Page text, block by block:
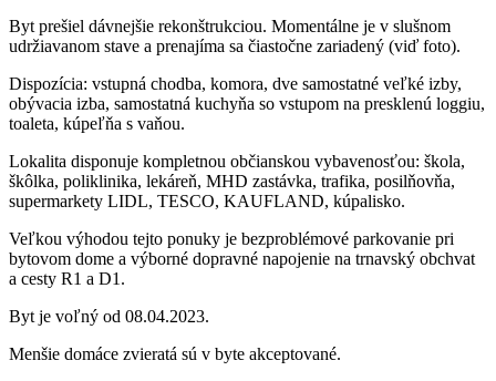
Byt prešiel dávnejšie rekonštrukciou. Momentálne je v slušnom
udržiavanom stave a prenajíma sa čiastočne zariadený (viď foto).
Dispozícia: vstupná chodba, komora, dve samostatné veľké izby,
obývacia izba, samostatná kuchyňa so vstupom na presklenú loggiu,
toaleta, kúpeľňa s vaňou.
Lokalita disponuje kompletnou občianskou vybavenosťou: škola,
škôlka, poliklinika, lekáreň, MHD zastávka, trafika, posilňovňa,
supermarkety LIDL, TESCO, KAUFLAND, kúpalisko.
Veľkou výhodou tejto ponuky je bezproblémové parkovanie pri
bytovom dome a výborné dopravné napojenie na trnavský obchvat
a cesty R1 a D1.
Byt je voľný od 08.04.2023.
Menšie domáce zvieratá sú v byte akceptované.